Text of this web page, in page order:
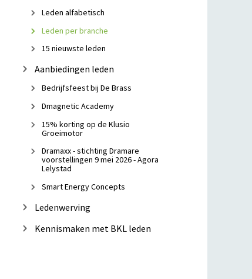
Leden alfabetisch
Leden per branche
15 nieuwste leden
Aanbiedingen leden
Bedrijfsfeest bij De Brass
Dmagnetic Academy
15% korting op de Klusio
Groeimotor
Dramaxx - stichting Dramare
voorstellingen 9 mei 2026 - Agora
Lelystad
Smart Energy Concepts
Ledenwerving
Kennismaken met BKL leden